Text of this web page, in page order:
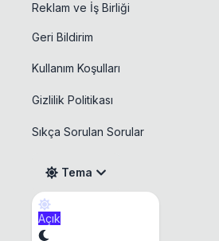
Reklam ve İş Birliği
Geri Bildirim
Kullanım Koşulları
Gizlilik Politikası
Sıkça Sorulan Sorular
Tema
Açık
Mobil Uygulama